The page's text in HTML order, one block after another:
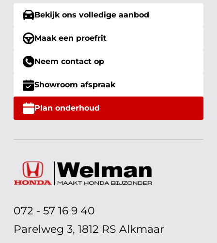
Bekijk ons volledige aanbod
Maak een proefrit
Neem contact op
Showroom afspraak
Plan onderhoud
072 - 57 16 9 40
Parelweg 3, 1812 RS Alkmaar